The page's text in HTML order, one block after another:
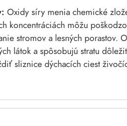
Oxidy síry menia chemické
môžu
stromov a lesných porastov.
látok a spôsobujú stratu
sliznice dýchacích ciest